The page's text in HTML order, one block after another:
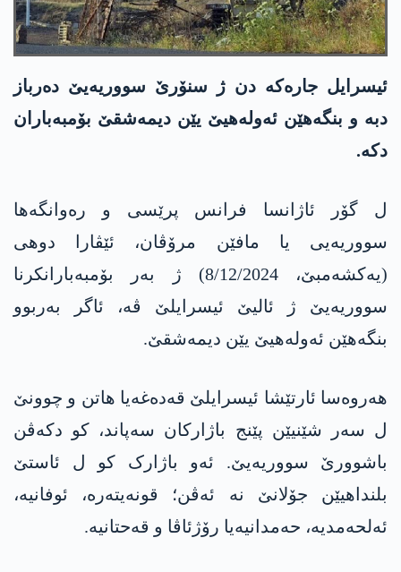
ئیسرایل جارەکە دن ژ سنۆرێ سووریەیێ دەرباز
دبە و بنگەھێن ئەولەھیێ یێن دیمەشقێ بۆمبەباران
دکە.
ل گۆر ئاژانسا فرانس پرێسی و رەوانگەھا
سووریەیی یا مافێن مرۆڤان، ئێڤارا دوھی
(یەکشەمبێ، 8/12/2024) ژ بەر بۆمبەبارانکرنا
سووریەیێ ژ ئالیێ ئیسرایلێ ڤە، ئاگر بەربوو
بنگەھێن ئەولەھیێ یێن دیمەشقێ.
ھەروەسا ئارتێشا ئیسرایلێ قەدەغەیا ھاتن و چوونێ
ل سەر شێنیێن پێنج باژارکان سەپاند، کو دکەڤن
باشوورێ سووریەیێ. ئەو باژارک کو ل ئاستێ
بلنداھیێن جۆلانێ نە ئەڤن؛ قونەیتەرە، ئوفانیە،
ئەلحەمدیە، حەمدانیەیا رۆژئاڤا و قەحتانیە.